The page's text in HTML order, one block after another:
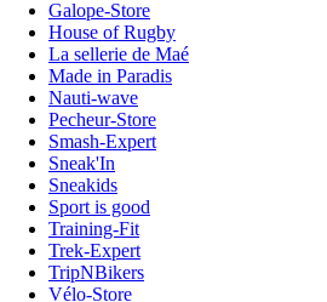
Galope-Store
House of Rugby
La sellerie de Maé
Made in Paradis
Nauti-wave
Pecheur-Store
Smash-Expert
Sneak'In
Sneakids
Sport is good
Training-Fit
Trek-Expert
TripNBikers
Vélo-Store